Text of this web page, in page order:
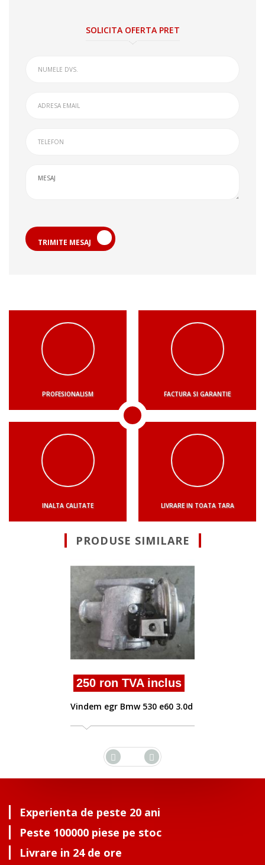
SOLICITA OFERTA PRET
TRIMITE MESAJ
PROFESIONALISM FACTURA SI GARANTIE
INALTA CALITATE LIVRARE IN TOATA TARA
PRODUSE SIMILARE
Vindem egr Bmw 530
Experienta de peste 20 ani
Peste 100000 piese pe stoc
Livrare in 24 de ore